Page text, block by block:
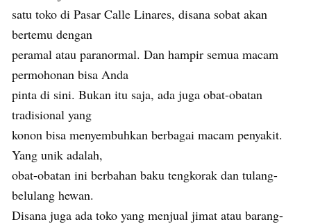
satu toko di Pasar Calle Linares, disana sobat akan
bertemu dengan
peramal atau paranormal. Dan hampir semua macam
permohonan bisa Anda
pinta di sini. Bukan itu saja, ada juga obat-obatan
tradisional yang
konon bisa menyembuhkan berbagai macam penyakit.
Yang unik adalah,
obat-obatan ini berbahan baku tengkorak dan tulang-
belulang hewan.
Disana juga ada toko yang menjual jimat atau barang-